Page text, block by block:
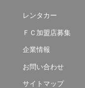
レンタカー
ＦＣ加盟店募集
企業情報
お問い合わせ
サイトマップ